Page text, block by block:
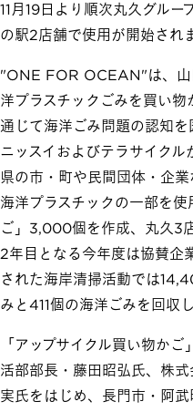
11月19日より順次丸久グル
の駅2店舗で使用が開始されま
"ONE FOR OCEAN"は、山
洋プラスチックごみを買い物
通じて海洋ごみ問題の認知を
ニッスイおよびテラサイク
県の市・町や民間団体・企
海洋プラスチックの一部を
ご」3,000個を作成、丸久3
2年目となる今年度は協賛企
された海岸清掃活動では
みと411個の海洋ごみを回収
「アップサイクル買い物か
活部部長・藤田昭弘氏、株
実氏をはじめ、長門市・阿